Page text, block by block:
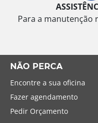
Para a manutenção
NÃO PERCA
Encontre a sua oficina
Fazer agendamento
Pedir Orçamento